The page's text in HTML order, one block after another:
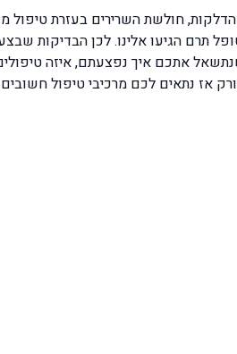
חולשת השרירים בעזרת טיפול
אתכם איך נפצעתם, איזה
אז נתאים לכם מרכיבי טיפול